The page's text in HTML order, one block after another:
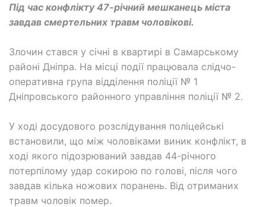
Під час конфлікту 47-річний мешканець міста
завдав смертельних травм чоловікові.
Злочин стався у січні в квартирі в Самарському
районі Дніпра. На місці події працювала слідчо-
оперативна група відділення поліції № 1
Дніпровського районного управління поліції № 2.
У ході досудового розслідування поліцейські
встановили, що між чоловіками виник конфлікт, в
ході якого підозрюваний завдав 44-річного
потерпілому удар сокирою по голові, після чого
завдав кілька ножових поранень. Від отриманих
травм чоловік помер.